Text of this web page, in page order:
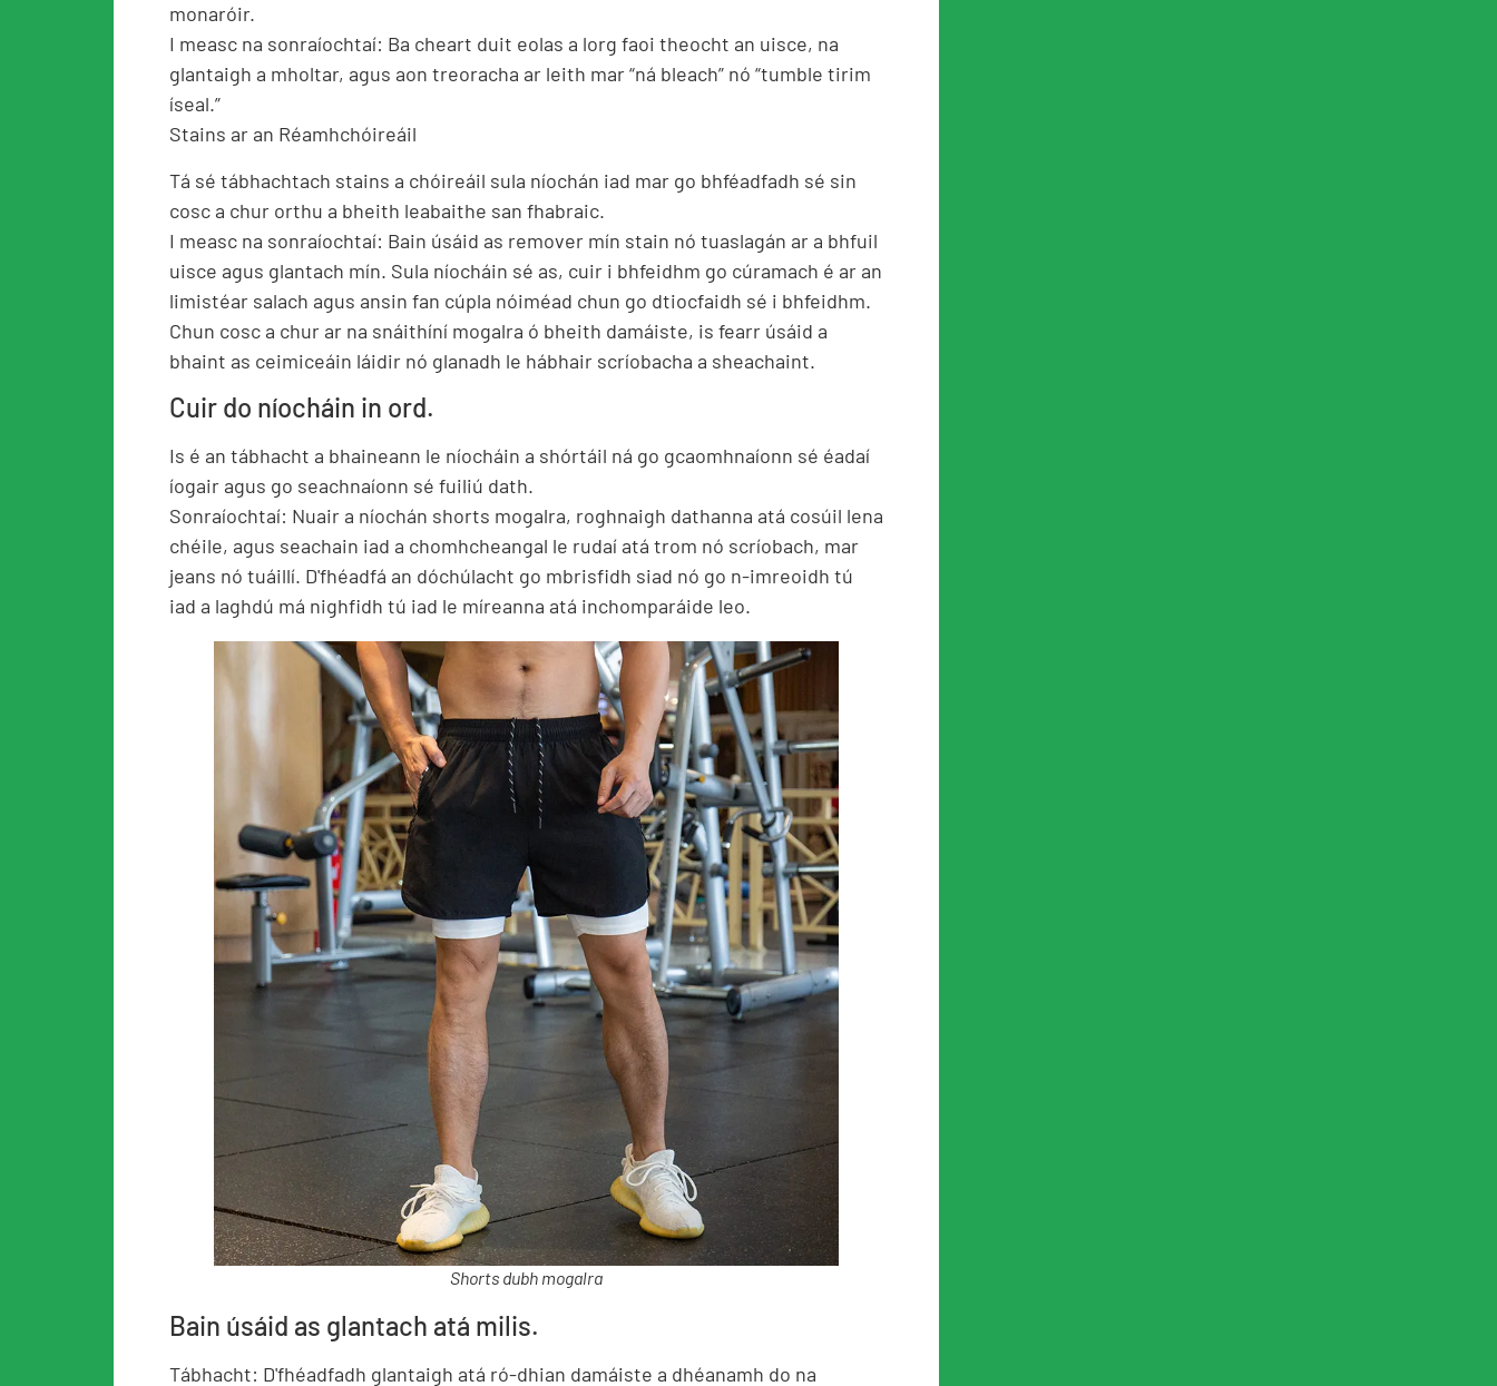
monaróir.
I measc na sonraíochtaí: Ba cheart duit eolas a lorg faoi theocht an uisce, na
glantaigh a mholtar, agus aon treoracha ar leith mar “ná bleach” nó “tumble tirim
íseal.”
Stains ar an Réamhchóireáil
Tá sé tábhachtach stains a chóireáil sula níochán iad mar go bhféadfadh sé sin
cosc ​​a chur orthu a bheith leabaithe san fhabraic.
I measc na sonraíochtaí: Bain úsáid as remover mín stain nó tuaslagán ar a bhfuil
uisce agus glantach mín. Sula níocháin sé as, cuir i bhfeidhm go cúramach é ar an
limistéar salach agus ansin fan cúpla nóiméad chun go dtiocfaidh sé i bhfeidhm.
Chun cosc ​​a chur ar na snáithíní mogalra ó bheith damáiste, is fearr úsáid a
bhaint as ceimiceáin láidir nó glanadh le hábhair scríobacha a sheachaint.
Cuir do níocháin in ord.
Is é an tábhacht a bhaineann le níocháin a shórtáil ná go gcaomhnaíonn sé éadaí
íogair agus go seachnaíonn sé fuiliú dath.
Sonraíochtaí: Nuair a níochán shorts mogalra, roghnaigh dathanna atá cosúil lena
chéile, agus seachain iad a chomhcheangal le rudaí atá trom nó scríobach, mar
jeans nó tuáillí. D'fhéadfá an dóchúlacht go mbrisfidh siad nó go n-imreoidh tú
iad a laghdú má nighfidh tú iad le míreanna atá inchomparáide leo.
Shorts dubh mogalra
Bain úsáid as glantach atá milis.
Tábhacht: D'fhéadfadh glantaigh atá ró-dhian damáiste a dhéanamh do na